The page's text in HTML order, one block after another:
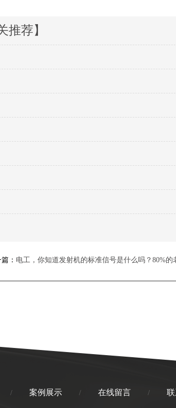
推荐】
： 电工，你知道发射机的标准信号是什么吗？80%的
/ 案例展示 / 在线留言 /